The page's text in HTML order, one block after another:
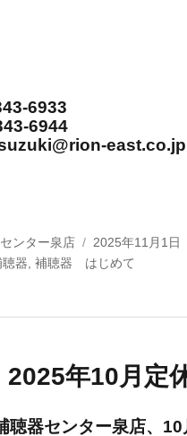
6933
6944
east.co.jp
ンター泉店
投
稿
2025年11月1日
器,補聴器 はじめて
2025年10月定
聴器センター泉店、10